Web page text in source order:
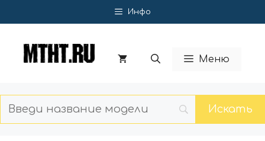
к
Инфо
Меню